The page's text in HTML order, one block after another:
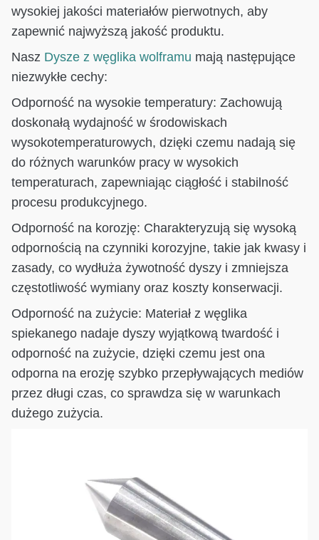
wysokiej jakości materiałów pierwotnych, aby
zapewnić najwyższą jakość produktu.
Nasz Dysze z węglika wolframu mają następujące
niezwykłe cechy:
Odporność na wysokie temperatury: Zachowują
doskonałą wydajność w środowiskach
wysokotemperaturowych, dzięki czemu nadają się
do różnych warunków pracy w wysokich
temperaturach, zapewniając ciągłość i stabilność
procesu produkcyjnego.
Odporność na korozję: Charakteryzują się wysoką
odpornością na czynniki korozyjne, takie jak kwasy i
zasady, co wydłuża żywotność dyszy i zmniejsza
częstotliwość wymiany oraz koszty konserwacji.
Odporność na zużycie: Materiał z węglika
spiekanego nadaje dyszy wyjątkową twardość i
odporność na zużycie, dzięki czemu jest ona
odporna na erozję szybko przepływających mediów
przez długi czas, co sprawdza się w warunkach
dużego zużycia.